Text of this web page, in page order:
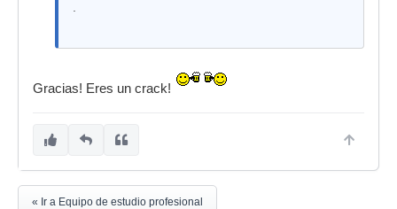
Gracias! Eres un crack!
« Ir a Equipo de estudio profesional